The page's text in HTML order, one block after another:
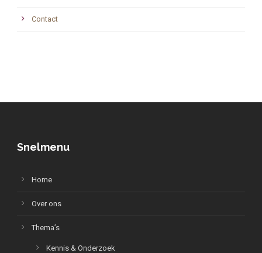
Contact
Snelmenu
Home
Over ons
Thema’s
Kennis & Onderzoek